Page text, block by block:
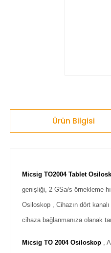
Ürün Bilgisi
Micsig TO2004 Tablet
genişliği, 2 GSa/s örnekleme
Osiloskop , Cihazın dört
cihaza bağlanmanıza olanak
Micsig TO 2004 Osiloskop ,